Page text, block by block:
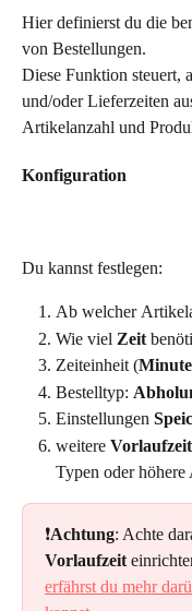
Hier definierst du die
von Bestellungen.
Diese Funktion steuert,
und/oder Lieferzeiten
Artikelanzahl und
Konfiguration
Du kannst festlegen:
Ab welcher
Wie viel Zeit
Zeiteinheit (
Bestelltyp:
Einstellungen
weitere Vorlaufzeit
Typen oder
❗Achtung: Achte
Vorlaufzeit
erfährst du mehr